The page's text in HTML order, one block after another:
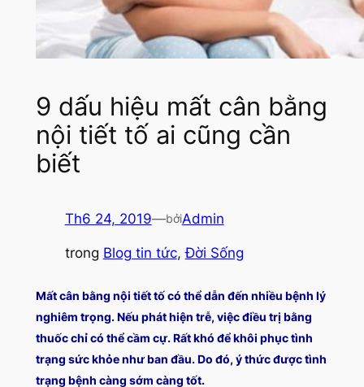
9 dấu hiệu mất cân bằng
nội tiết tố ai cũng cần
biết
Th6 24, 2019—bởiAdmin
trong Blog tin tức, Đời Sống
Mất cân bằng nội tiết tố có thể dẫn đến nhiều bệnh lý
nghiêm trọng. Nếu phát hiện trễ, việc điều trị bằng
thuốc chỉ có thể cầm cự. Rất khó để khôi phục tình
trạng sức khỏe như ban đầu. Do đó, ý thức được tình
trạng bệnh càng sớm càng tốt.